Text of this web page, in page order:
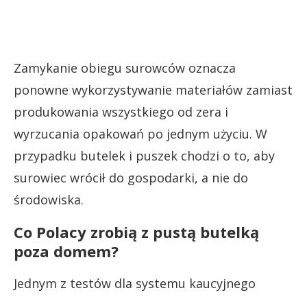
Zamykanie obiegu surowców oznacza
ponowne wykorzystywanie materiałów zamiast
produkowania wszystkiego od zera i
wyrzucania opakowań po jednym użyciu. W
przypadku butelek i puszek chodzi o to, aby
surowiec wrócił do gospodarki, a nie do
środowiska.
Co Polacy zrobią z pustą butelką
poza domem?
Jednym z testów dla systemu kaucyjnego